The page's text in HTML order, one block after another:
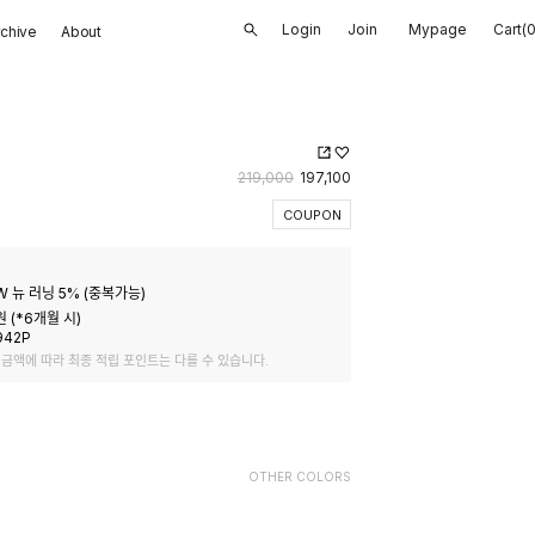
About Login Join Mypage Cart(0
219,000 197,100
COUPON
뉴 러닝 5% (중복가능)
(*6개월 시)
P
액에 따라 최종 적립 포인트는 다를 수 있습니다.
OTHER COLORS